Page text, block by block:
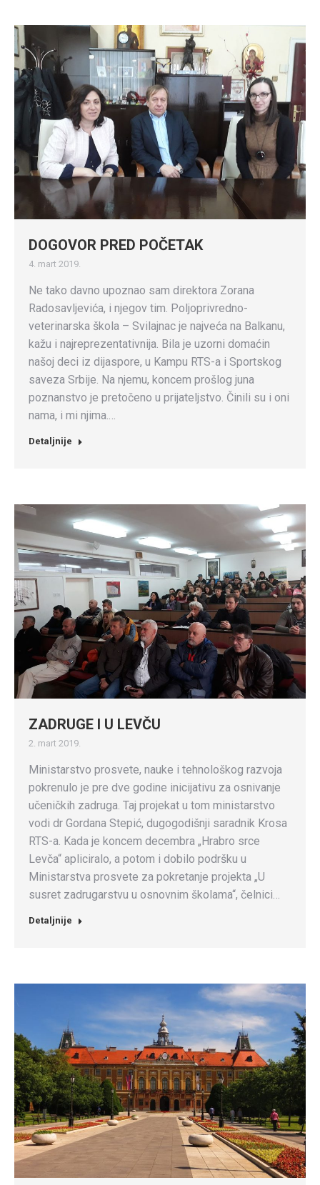
DOGOVOR PRED POČETAK
4. mart 2019.
Ne tako davno upoznao sam direktora Zorana
Radosavljevića, i njegov tim. Poljoprivredno-
veterinarska škola – Svilajnac je najveća na Balkanu,
kažu i najreprezentativnija. Bila je uzorni domaćin
našoj deci iz dijaspore, u Kampu RTS-a i Sportskog
saveza Srbije. Na njemu, koncem prošlog juna
poznanstvo je pretočeno u prijateljstvo. Činili su i oni
nama, i mi njima.…
Detaljnije
ZADRUGE I U LEVČU
2. mart 2019.
Ministarstvo prosvete, nauke i tehnološkog razvoja
pokrenulo je pre dve godine inicijativu za osnivanje
učeničkih zadruga. Taj projekat u tom ministarstvo
vodi dr Gordana Stepić, dugogodišnji saradnik Krosa
RTS-a. Kada je koncem decembra „Hrabro srce
Levča“ apliciralo, a potom i dobilo podršku u
Ministarstva prosvete za pokretanje projekta „U
susret zadrugarstvu u osnovnim školama“, čelnici…
Detaljnije